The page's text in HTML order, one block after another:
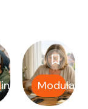
Modulair